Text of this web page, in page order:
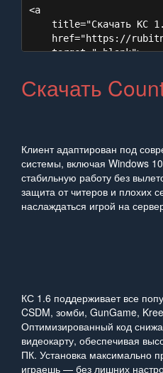
Скачать
Клиент адаптирован под
системы, включая Windows
стабильную работу без
защита от читеров и плохих
наслаждаться игрой на
КС 1.6 поддерживает все
CSDM, зомби, GunGame,
Оптимизированный код
видеокарту, обеспечивая
ПК. Установка максимально
играешь — без лишних